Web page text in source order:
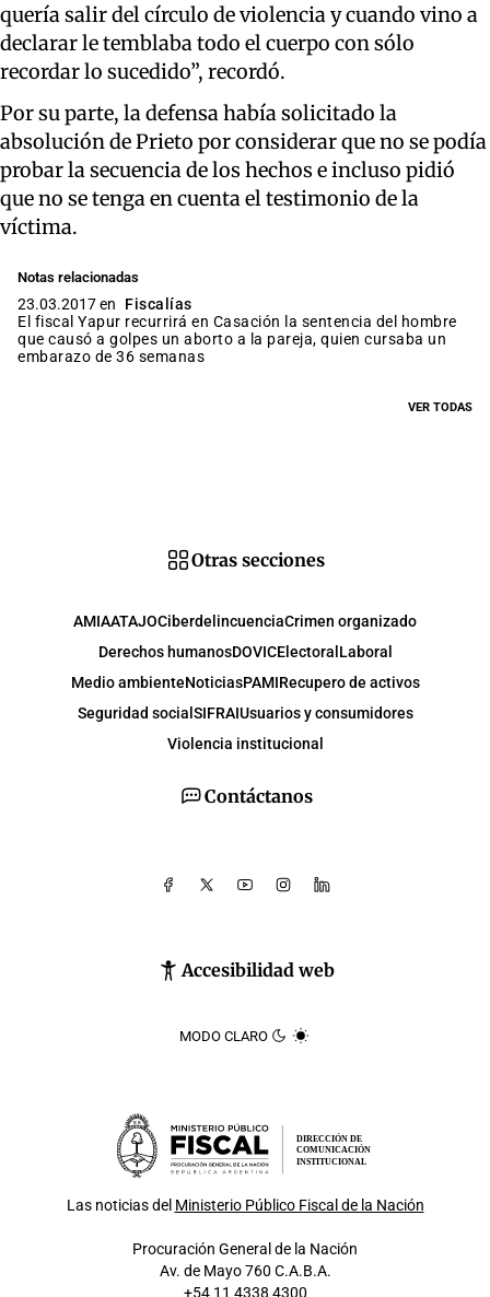
quería salir del círculo de violencia y cuando vino a
declarar le temblaba todo el cuerpo con sólo
recordar lo sucedido”, recordó.
Por su parte, la defensa había solicitado la
absolución de Prieto por considerar que no se podía
probar la secuencia de los hechos e incluso pidió
que no se tenga en cuenta el testimonio de la
víctima.
Notas relacionadas
23.03.2017 en
Fiscalías
El fiscal Yapur recurrirá en Casación la sentencia del hombre
que causó a golpes un aborto a la pareja, quien cursaba un
embarazo de 36 semanas
VER TODAS
Contáctanos
Accesibilidad web
MODO CLARO
Otras secciones
AMIAATAJOCiberdelincuenciaCrimen organizado
Derechos humanosDOVICElectoral Laboral
Medio ambienteNoticiasPAMIRecupero de activos
Seguridad social SIFRAIUsuarios y consumidores
Violencia institucional
DIRECCIÓN DE
COMUNICACIÓN
INSTITUCIONAL
Las noticias del Ministerio Público Fiscal de la Nación
Procuración General de la Nación
Av. de Mayo 760 C.A.B.A.
+54 11 4338 4300